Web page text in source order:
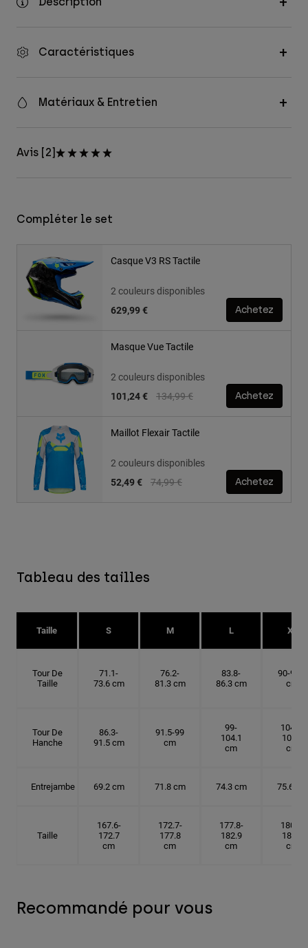
Caractéristiques
Matériaux & Entretien
Avis [2]
Compléter le set
Casque V3 RS Tactile
2 couleurs disponibles
629,99 €
Achetez
Masque Vue Tactile
2 couleurs disponibles
Price reduced from
134,99 €to
101,24 € Achetez
Maillot Flexair Tactile
2 couleurs disponibles
Price reduced from
74,99 €to
52,49 € Achetez
Tableau des tailles
Taille S M L XL
Tour De
Taille
71.1-
73.6 cm
76.2-
81.3 cm
83.8-
86.3 cm
90-91.4
cm
Tour De
Hanche
86.3-
91.5 cm
91.5-99
cm
99-
104.1
cm
104.1-
109.2
cm
Entrejambe 69.2 cm 71.8 cm 74.3 cm 75.6 cm
Taille
167.6-
172.7
cm
172.7-
177.8
cm
177.8-
182.9
cm
180.3-
185.5
cm
Recommandé pour vous